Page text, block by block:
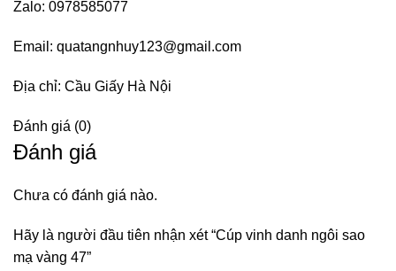
Zalo: 0978585077
Email: quatangnhuy123@gmail.com
Địa chỉ: Cầu Giấy Hà Nội
Đánh giá (0)
Đánh giá
Chưa có đánh giá nào.
Hãy là người đầu tiên nhận xét “Cúp vinh danh ngôi sao
mạ vàng 47”